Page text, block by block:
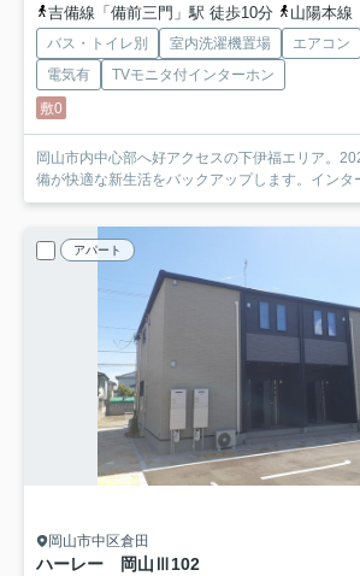
吉備線「備前三門」駅 徒歩10分
山陽本線
バス・トイレ別 室内洗濯機置場 エアコン
電気有
TVモニタ付インターホン
敷0
岡山市内中心部へ好アクセスの下伊福エリア。
備が快適な新生活をバックアップします。インタ
アパート
岡山市中区倉田
ハーレー 岡山Ⅲ102